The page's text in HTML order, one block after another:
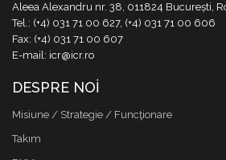
Aleea Alexandru nr. 38, 011824 București,
Tel.: (+4) 031 71 00 627, (+4) 031 71 00 606
Fax: (+4) 031 71 00 607
E-mail: icr@icr.ro
DESPRE NOI
Misiune / Strategie / Funcţionare
Takım